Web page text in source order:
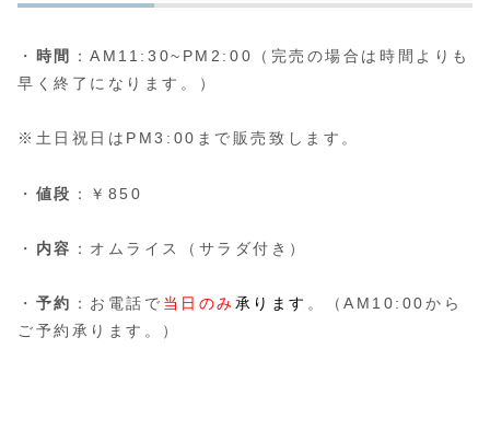
・ 時間
：AM11:30~PM2:00（完売の場合は時間よりも
早く終了になります。）
※土日祝日はPM3:00まで販売致します。
・ 値段 ：￥850
・ 内容 ：オムライス（サラダ付き）
・ 予約 ：お電話で 当日のみ承ります 。（AM10:00から
ご予約承ります。）